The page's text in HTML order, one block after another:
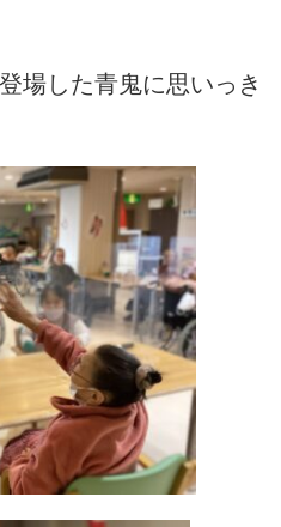
場した青鬼に思いっき